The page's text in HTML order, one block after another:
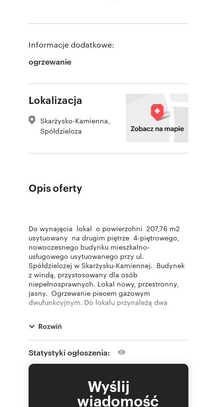
Informacje dodatkowe:
ogrzewanie
Lokalizacja
Skarżysko-Kamienna
Spółdzielcza
Opis oferty
Do wynajęcia lokal o powierzchni 207,76 m2
usytuowany na drugim piętrze 4-piętrowego,
nowoczesnego budynku mieszkalno-
usługowego usytuowanego przy ul.
Spółdzielczej w Skarżysku-Kamiennej. Budynek
z windą, przystosowany dla osób
niepełnosprawnych. Lokal nowy, przestronny,
jasny. Ogrzewanie piecem gazowym
dwufunkcyjnym. Do lokalu przynależą dwa
Lokal składa się z 7 niezależnych od siebie
pokoi, plus pomieszczenia posiadające
przyłącza wodno-kanalizacyjne: 2 łazienki, 2
kuchnie, 2 pomieszczenia gospodarcze ( RZUT
A ). Lokal jest gotowy do prowadzenia
pomalowane na biało, zamontowane drzwi w
każdym pomieszczeniu. Na podłodze położone
są dobrej jakości panele. W łazienkach położone
Rozwiń
Statystyki ogłoszenia:
Wyślij
wiadomość